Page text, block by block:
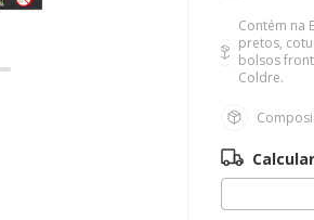
Contém na
pretos,
bolsos
Coldre.